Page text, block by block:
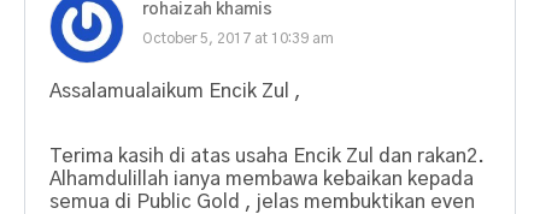
rohaizah khamis
October 5, 2017 at 10:39 am
Assalamualaikum Encik Zul ,
Terima kasih di atas usaha Encik Zul dan rakan2.
Alhamdulillah ianya membawa kebaikan kepada
semua di Public Gold , jelas membuktikan even